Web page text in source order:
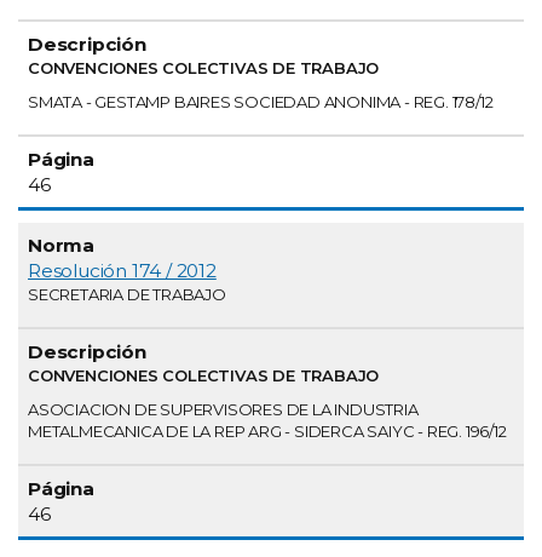
CONVENCIONES COLECTIVAS DE TRABAJO
SMATA - GESTAMP BAIRES SOCIEDAD ANONIMA - REG. 178/12
46
Resolución 174 / 2012
SECRETARIA DE TRABAJO
CONVENCIONES COLECTIVAS DE TRABAJO
ASOCIACION DE SUPERVISORES DE LA INDUSTRIA
METALMECANICA DE LA REP ARG - SIDERCA SAIYC - REG. 196/12
46